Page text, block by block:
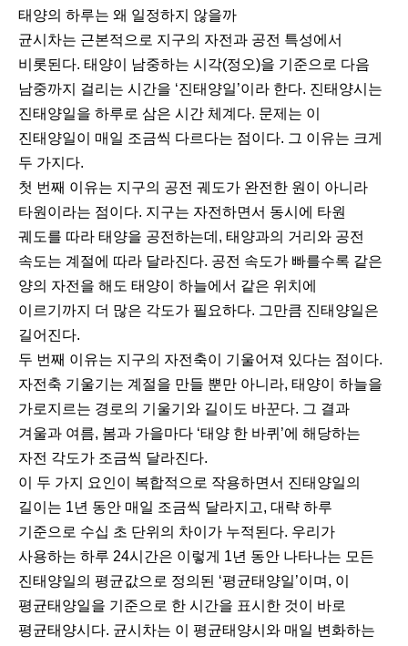
태양의 하루는 왜 일정하지 않을까
균시차는 근본적으로 지구의 자전과 공전 특성에서
비롯된다. 태양이 남중하는 시각(정오)을 기준으로 다음
남중까지 걸리는 시간을 ‘진태양일’이라 한다. 진태양시는
진태양일을 하루로 삼은 시간 체계다. 문제는 이
진태양일이 매일 조금씩 다르다는 점이다. 그 이유는 크게
두 가지다.
첫 번째 이유는 지구의 공전 궤도가 완전한 원이 아니라
타원이라는 점이다. 지구는 자전하면서 동시에 타원
궤도를 따라 태양을 공전하는데, 태양과의 거리와 공전
속도는 계절에 따라 달라진다. 공전 속도가 빠를수록 같은
양의 자전을 해도 태양이 하늘에서 같은 위치에
이르기까지 더 많은 각도가 필요하다. 그만큼 진태양일은
길어진다.
두 번째 이유는 지구의 자전축이 기울어져 있다는 점이다.
자전축 기울기는 계절을 만들 뿐만 아니라, 태양이 하늘을
가로지르는 경로의 기울기와 길이도 바꾼다. 그 결과
겨울과 여름, 봄과 가을마다 ‘태양 한 바퀴’에 해당하는
자전 각도가 조금씩 달라진다.
이 두 가지 요인이 복합적으로 작용하면서 진태양일의
길이는 1년 동안 매일 조금씩 달라지고, 대략 하루
기준으로 수십 초 단위의 차이가 누적된다. 우리가
사용하는 하루 24시간은 이렇게 1년 동안 나타나는 모든
진태양일의 평균값으로 정의된 ‘평균태양일’이며, 이
평균태양일을 기준으로 한 시간을 표시한 것이 바로
평균태양시다. 균시차는 이 평균태양시와 매일 변화하는